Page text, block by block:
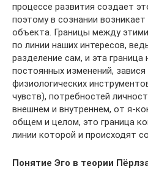
процессе развития создает
поэтому в сознании
объекта. Границы между
по линии наших интересов,
разделение сам, и эта граница
постоянных изменений,
физиологических
чувств), потребностей
внешнем и внутреннем, от я-
общем и целом, это граница
линии которой и происходят
Понятие Эго в теории